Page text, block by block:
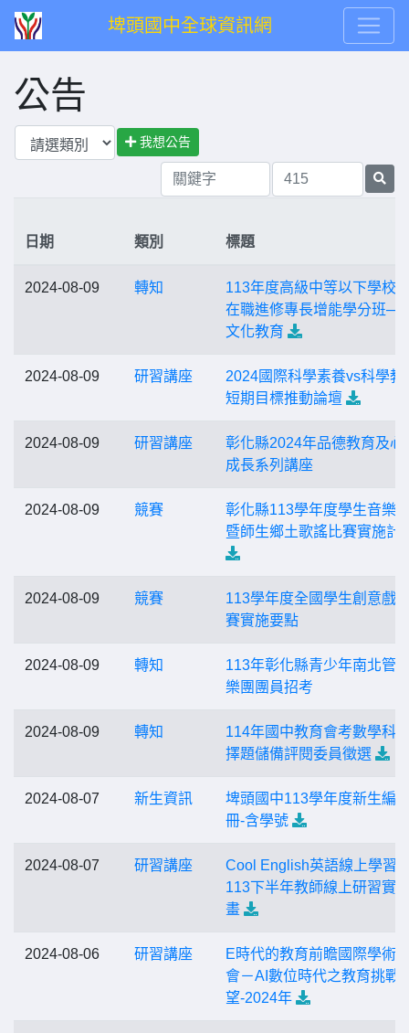
埤頭國中全球資訊網
公告
我想公告
日期 類別 標題
2024-08-09 轉知
113年度高級中等以下學校
在職進修專長增能學分班─
文化教育
2024-08-09 研習講座
2024國際科學素養vs科學教
短期目標推動論壇
2024-08-09 研習講座
彰化縣2024年品德教育及心
成長系列講座
2024-08-09 競賽
彰化縣113學年度學生音樂
暨師生鄉土歌謠比賽實施計
2024-08-09 競賽
113學年度全國學生創意戲
賽實施要點
2024-08-09 轉知
113年彰化縣青少年南北管
樂團團員招考
2024-08-09 轉知
114年國中教育會考數學科
擇題儲備評閱委員徵選
2024-08-07 新生資訊
埤頭國中113學年度新生編
冊-含學號
2024-08-07 研習講座
Cool English英語線上學習
113下半年教師線上研習實
畫
2024-08-06 研習講座
E時代的教育前瞻國際學術
會－AI數位時代之教育挑戰
望-2024年